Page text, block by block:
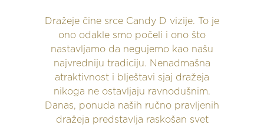
Dražeje čine srce Candy D vizije. To je
ono odakle smo počeli i ono što
nastavljamo da negujemo kao našu
najvredniju tradiciju. Nenadmašna
atraktivnost i blještavi sjaj dražeja
nikoga ne ostavljaju ravnodušnim.
Danas, ponuda naših ručno pravljenih
dražeja predstavlja raskošan svet